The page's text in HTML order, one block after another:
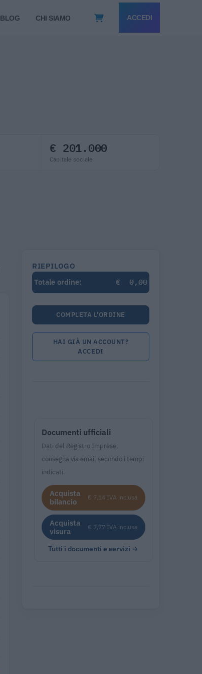
BLOG CHI SIAMO ACCEDI
€ 201.000
Capitale sociale
RIEPILOGO
Totale ordine:
€ 0,00
COMPLETA L'ORDINE
HAI GIÀ UN ACCOUNT?
ACCEDI
Documenti ufficiali
Dati del Registro Imprese,
consegna via email secondo i tempi
indicati.
Acquista
bilancio
€ 7,14 IVA inclusa
Acquista
visura
€ 7,77 IVA inclusa
Tutti i documenti e servizi →